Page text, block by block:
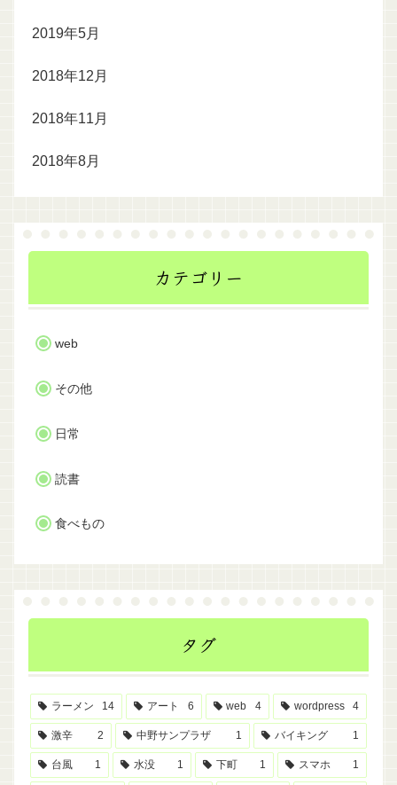
2019年5月
2018年12月
2018年11月
2018年8月
カテゴリー
web
その他
日常
読書
食べもの
タグ
ラーメン 14 アート 6 web 4 wordpress 4
激辛 2 中野サンプラザ 1 バイキング 1
台風 1 水没 1 下町 1 スマホ 1